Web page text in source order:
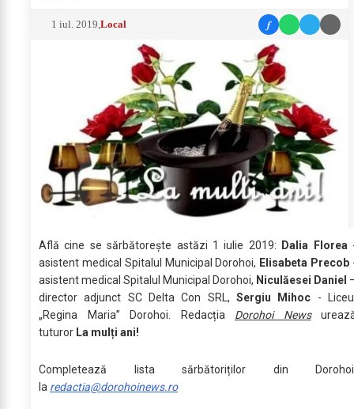
1 iul. 2019 ,Local f
Află cine se sărbătoreşte astăzi 1 iulie 2019: Dalia Florea
asistent medical Spitalul Municipal Dorohoi, Elisabeta Precob
asistent medical Spitalul Municipal Dorohoi, Niculăesei Daniel
director adjunct SC Delta Con SRL, Sergiu Mihoc -
„Regina Maria” Dorohoi. Redacția Dorohoi News
tuturor La mulți ani!
Completează lista sărbătoriților din
la redactia@dorohoinews.ro